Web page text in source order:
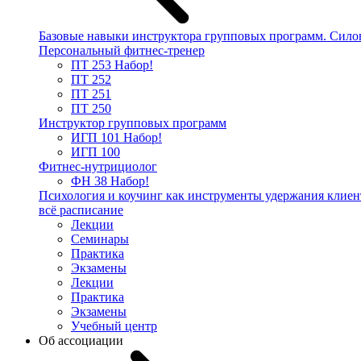
Базовые навыки инструктора групповых программ.
Персональный фитнес-тренер
ПТ 253 Набор!
ПТ 252
ПТ 251
ПТ 250
Инструктор групповых программ
ИГП 101 Набор!
ИГП 100
Фитнес-нутрициолог
ФН 38 Набор!
Психология и коучинг как инструменты удержания
всё расписание
Лекции
Семинары
Практика
Экзамены
Лекции
Практика
Экзамены
Учебный центр
Об ассоциации